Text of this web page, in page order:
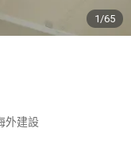
1/65
外建設